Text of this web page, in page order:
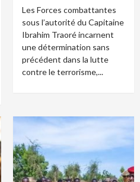
Les Forces combattantes
sous l’autorité du Capitaine
Ibrahim Traoré incarnent
une détermination sans
précédent dans la lutte
contre le terrorisme,...